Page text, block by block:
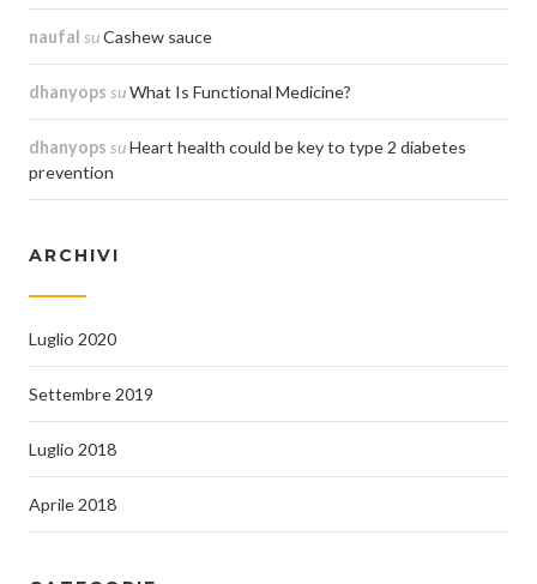
naufal suCashew sauce
dhanyops suWhat Is Functional Medicine?
dhanyops suHeart health could be key to type 2 diabetes
prevention
ARCHIVI
Luglio 2020
Settembre 2019
Luglio 2018
Aprile 2018